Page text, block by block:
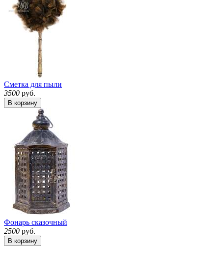
Сметка для пыли
3500 руб.
В корзину
Фонарь сказочный
2500 руб.
В корзину